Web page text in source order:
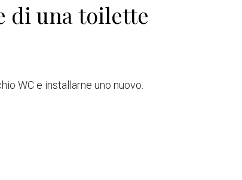
di una toilette
WC e installarne uno nuovo.